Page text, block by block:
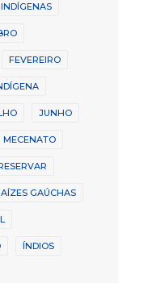
FEVEREIRO
JUNHO
MECENATO
GAÚCHAS
ÍNDIOS